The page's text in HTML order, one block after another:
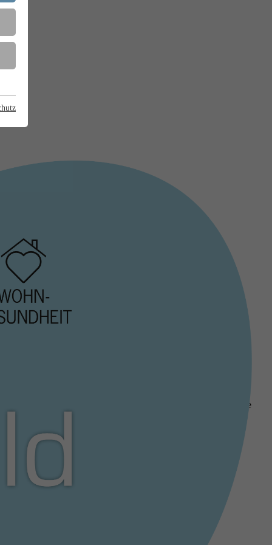
Produkte besser abschneiden als vergleichbare Produkte
nachhaltige Bauen schaffen und neue Maßstäbe setzen.